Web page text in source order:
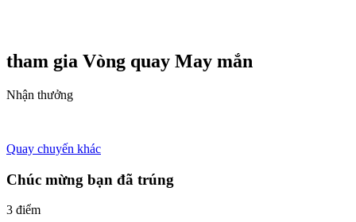
tham gia Vòng quay May mắn
Nhận thưởng
Quay chuyến khác
Chúc mừng bạn đã trúng
3 điểm